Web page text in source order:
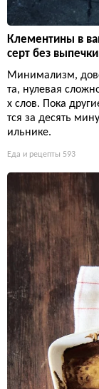
Клементины в
серт без выпечки
Минимализм,
та, нулевая
х слов. Пока
тся за десять
ильнике.
Еда и рецепты 593